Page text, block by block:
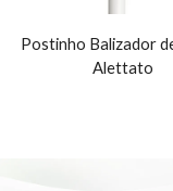
Postinho Balizador
Alettato